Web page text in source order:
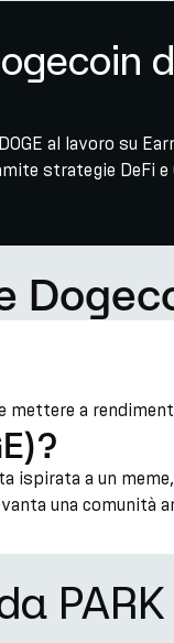
al lavoro su
strategie DeFi
mettere a
ispirata a un
una comunità